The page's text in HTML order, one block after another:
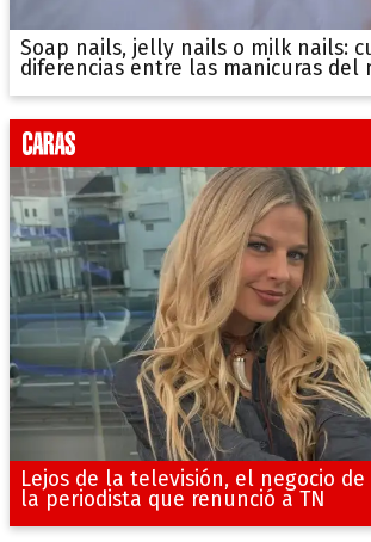
Soap nails, jelly nails o milk nails:
diferencias entre las manicuras del
Lejos de la televisión, el negocio de
la periodista que renunció a TN